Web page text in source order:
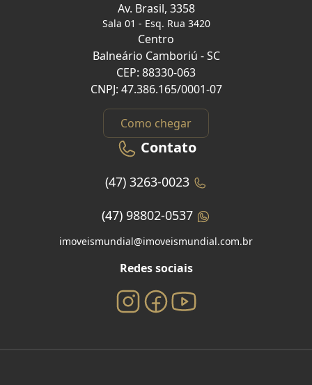
Av. Brasil, 3358
Sala 01 - Esq. Rua 3420
Centro
Balneário Camboriú - SC
CEP: 88330-063
CNPJ: 47.386.165/0001-07
Como chegar
Contato
(47) 3263-0023
(47) 98802-0537
imoveismundial@imoveismundial.com.br
Redes sociais